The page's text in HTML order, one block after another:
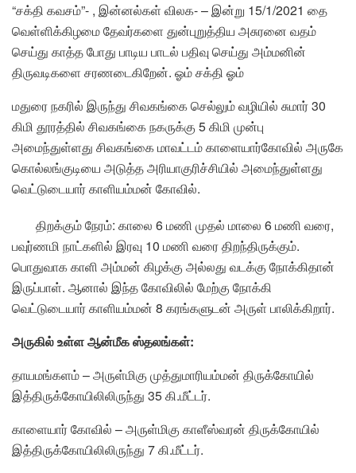
“சக்தி கவசம்”- , இன்னல்கள் விலக- – இன்று 15/1/2021 தை
வெள்ளிக்கிழமை தேவர்களை துன்புறுத்திய அசுரனை வதம்
செய்து காத்த போது பாடிய பாடல் பதிவு செய்து அம்மனின்
திருவடிகளை சரணடைகிறேன். ஓம் சக்தி ஓம்
மதுரை நகரில் இருந்து சிவகங்கை செல்லும் வழியில் சுமார் 30
கிமி தூரத்தில் சிவகங்கை நகருக்கு 5 கிமி முன்பு
அமைந்துள்ளது சிவகங்கை மாவட்டம் காளையார்கோவில் அருகே
கொல்லங்குடியை அடுத்த அரியாகுரிச்சியில் அமைந்துள்ளது
வெட்டுடையார் காளியம்மன் கோவில்.
திறக்கும் நேரம்: காலை 6 மணி முதல் மாலை 6 மணி வரை,
பவுர்ணமி நாட்களில் இரவு 10 மணி வரை திறந்திருக்கும்.
பொதுவாக காளி அம்மன் கிழக்கு அல்லது வடக்கு நோக்கிதான்
இருப்பாள். ஆனால் இந்த கோவிலில் மேற்கு நோக்கி
வெட்டுடையார் காளியம்மன் 8 கரங்களுடன் அருள் பாலிக்கிறார்.
அருகில் உள்ள ஆன்மீக ஸ்தலங்கள்:
தாயமங்களம் – அருள்மிகு முத்துமாரியம்மன் திருக்கோயில்
இத்திருக்கோயிலிலிருந்து 35 கி.மீட்டர்.
காளையார் கோவில் – அருள்மிகு காளீஸ்வரன் திருக்கோயில்
இத்திருக்கோயிலிலிருந்து 7 கி.மீட்டர்.